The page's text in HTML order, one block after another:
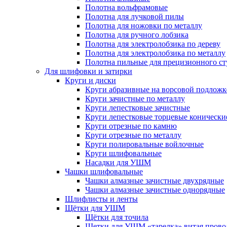
Полотна вольфрамовые
Полотна для лучковой пилы
Полотна для ножовки по металлу
Полотна для ручного лобзика
Полотна для электролобзика по дереву
Полотна для электролобзика по металлу
Полотна пильные для прецизионного
Для шлифовки и затирки
Круги и диски
Круги абразивные на ворсовой
Круги зачистные по металлу
Круги лепестковые зачистные
Круги лепестковые торцевые
Круги отрезные по камню
Круги отрезные по металлу
Круги полировальные войлочные
Круги шлифовальные
Насадки для УШМ
Чашки шлифовальные
Чашки алмазные зачистные двухрядные
Чашки алмазные зачистные однорядные
Шлифлисты и ленты
Щётки для УШМ
Щётки для точила